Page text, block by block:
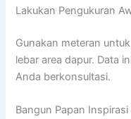
Lakukan Pengukuran
Gunakan meteran
lebar area dapur. Data
Anda berkonsultasi.
Bangun Papan Inspirasi